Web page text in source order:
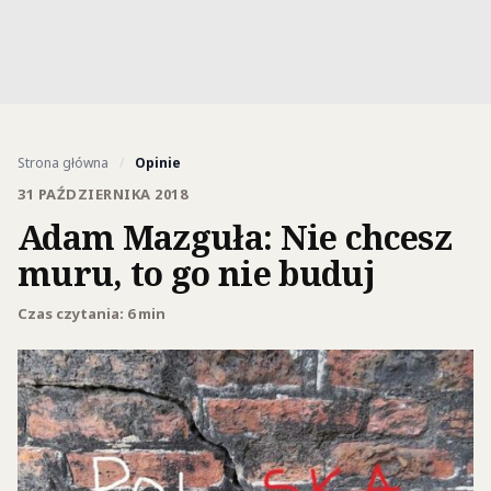
Strona główna / Opinie
31 PAŹDZIERNIKA 2018
Adam Mazguła: Nie chcesz
muru, to go nie buduj
Czas czytania: 6 min